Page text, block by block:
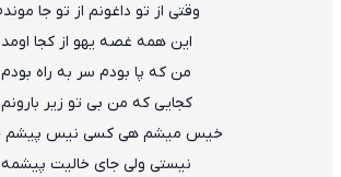
وقتی از تو داغونم از تو جا
این همه غصه یهو از کجا اومد
من که پا بودم سر به راه بودم
کجایی که من بی تو زیر بارونم
خیس میشم هی کسی نیس پیشم
نیستی ولی جای خالیت پیشمه